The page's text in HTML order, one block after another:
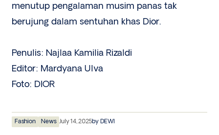
menutup pengalaman musim panas tak
berujung dalam sentuhan khas Dior.
Penulis: Najlaa Kamilia Rizaldi
Editor: Mardyana Ulva
Foto: DIOR
Fashion News July 14, 2025by DEWI